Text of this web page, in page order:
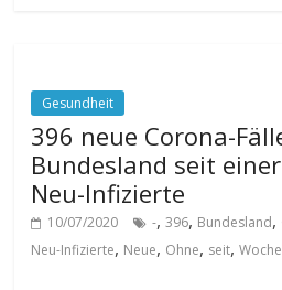
Gesundheit
396 neue Corona-
Bundesland seit
Neu-Infizierte
10/07/2020 -,396, Bundesland,
Neu-Infizierte, Neue, Ohne, seit,Woche